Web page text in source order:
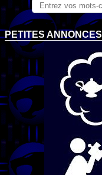
PETITES ANNONCES